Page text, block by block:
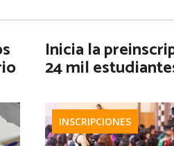
Inicia la
24 mil
INSCRIPCIONES